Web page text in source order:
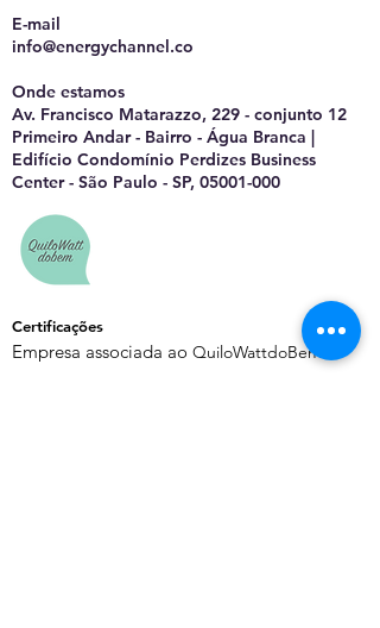
E-mail
info@energychannel.co
Onde estamos
Av. Francisco Matarazzo, 229 - conjunto 12
Primeiro Andar - Bairro - Água Branca |
Edifício Condomínio Perdizes Business
Center - São Paulo - SP, 05001-000
Certificações
Empresa associada ao QuiloWattdoBem